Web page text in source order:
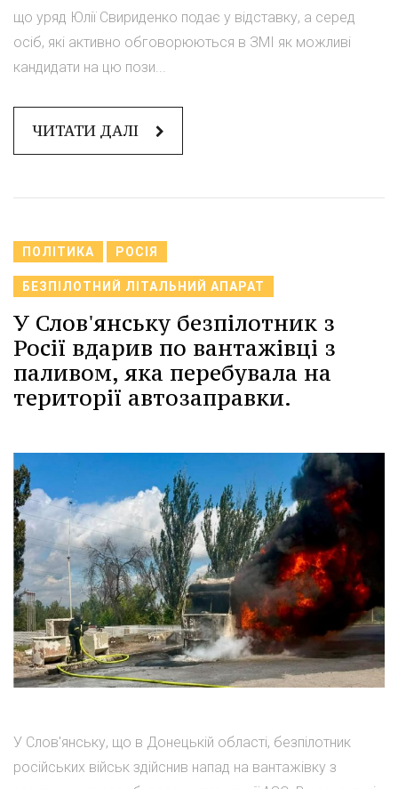
що уряд Юлії Свириденко подає у відставку, а серед
осіб, які активно обговорюються в ЗМІ як можливі
кандидати на цю пози...
ЧИТАТИ ДАЛІ
ПОЛІТИКА РОСІЯ
БЕЗПІЛОТНИЙ ЛІТАЛЬНИЙ АПАРАТ
У Слов'янську безпілотник з
Росії вдарив по вантажівці з
паливом, яка перебувала на
території автозаправки.
У Слов'янську, що в Донецькій області, безпілотник
російських військ здійснив напад на вантажівку з